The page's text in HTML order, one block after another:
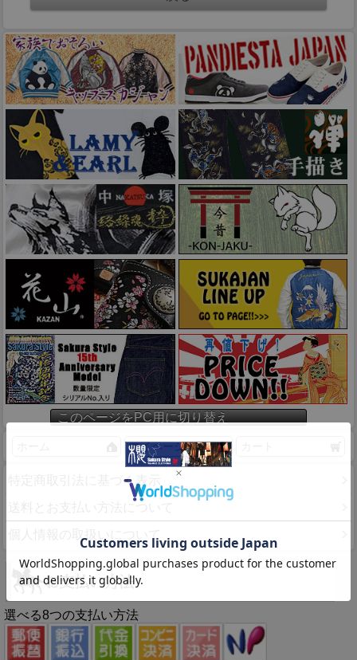
このページをPC用に切り替え
マイページ
特定商取引法に基づく表示
選べる8つの支払い方法